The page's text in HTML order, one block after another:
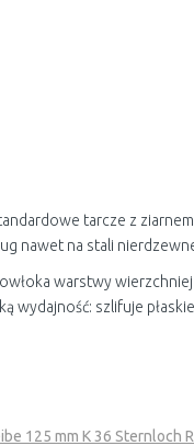
tarcze z ziarnem
nawet na stali
warstwy
wydajność: szlifuje płaskie
125 mm K 36